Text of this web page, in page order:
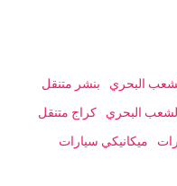
البحري
بنشر متنقل
البحري
كراج متنقل
ميكانيكي سيارات